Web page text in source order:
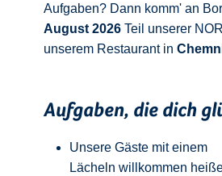
Aufgaben? Dann komm' an
August 2026 Teil unserer
unserem Restaurant in
Aufgaben, die dich
Unsere Gäste mit einem
Lächeln willkommen